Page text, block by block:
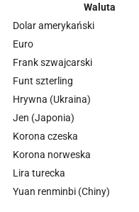
Waluta
Dolar amerykański
Euro
Frank szwajcarski
Funt szterling
Hrywna (Ukraina)
Jen (Japonia)
Korona czeska
Korona norweska
Lira turecka
Yuan renminbi (Chiny)